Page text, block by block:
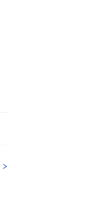
>